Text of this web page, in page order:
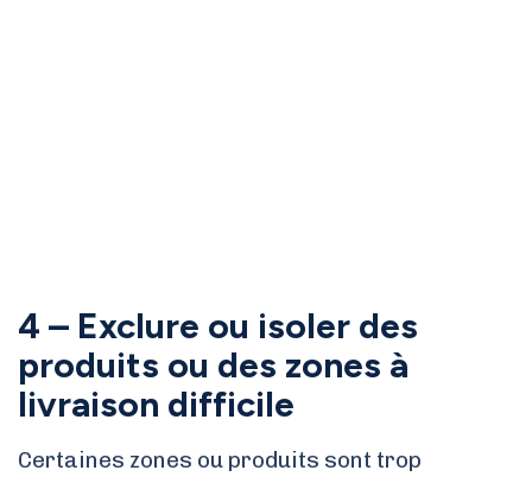
4 – Exclure ou isoler des
produits ou des zones à
livraison difficile
Certaines zones ou produits sont trop